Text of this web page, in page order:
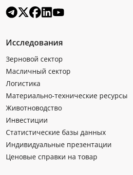
Исследования
Зерновой сектор
Масличный сектор
Логистика
Материально-технические ресурсы
Животноводство
Инвестиции
Статистические базы данных
Индивидуальные презентации
Ценовые справки на товар